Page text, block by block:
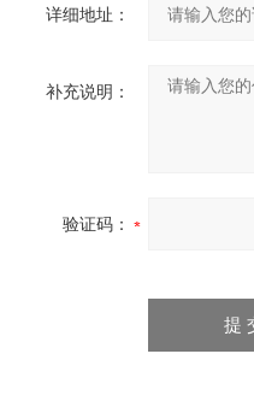
详细地址：
补充说明：
验证码：